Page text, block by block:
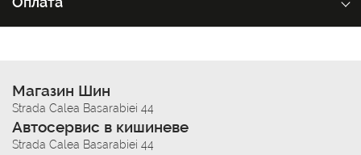
Магазин Шин
Strada Calea Basarabiei 44
Автосервис в кишиневе
Strada Calea Basarabiei 44